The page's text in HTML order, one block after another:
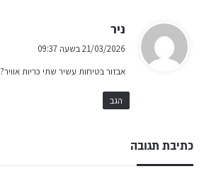
ניר
ב
:
21/03/2026 בשעה 09:37
אבזור בטיחות עשיר שתי כריות אוויר?
הגב
כתיבת תגובה